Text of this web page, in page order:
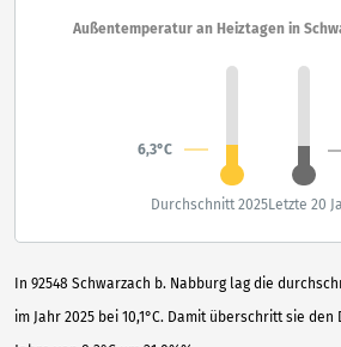
In 92548 Schwarzach b. Nabburg lag die
im Jahr 2025 bei 10,1°C. Damit überschritt sie
Außentemperatur an Heiztagen in
6,3°C
Durchschnitt 2025Letzte 20